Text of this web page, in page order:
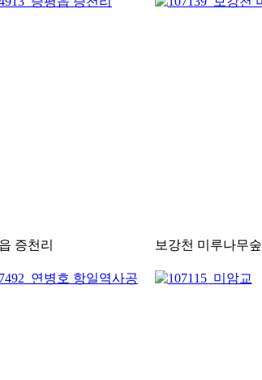
증천리 보강천 미루나무숲